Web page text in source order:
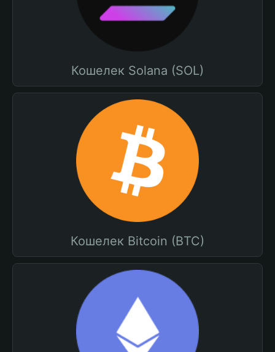
Кошелек Solana (SOL)
Кошелек Bitcoin (BTC)